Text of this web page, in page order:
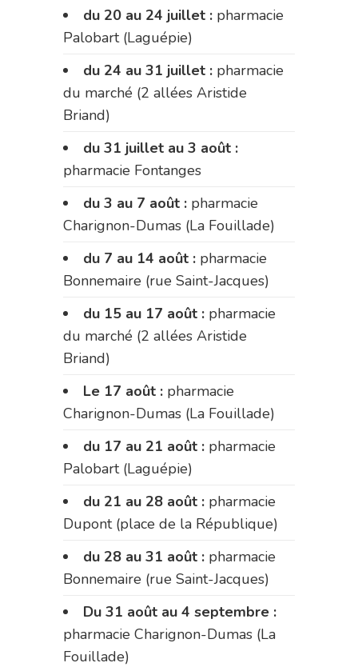
du 20 au 24 juillet : pharmacie
Palobart (Laguépie)
du 24 au 31 juillet : pharmacie
du marché (2 allées Aristide
Briand)
du 31 juillet au 3 août :
pharmacie Fontanges
du 3 au 7 août : pharmacie
Charignon-Dumas (La Fouillade)
du 7 au 14 août : pharmacie
Bonnemaire (rue Saint-Jacques)
du 15 au 17 août : pharmacie
du marché (2 allées Aristide
Briand)
Le 17 août : pharmacie
Charignon-Dumas (La Fouillade)
du 17 au 21 août : pharmacie
Palobart (Laguépie)
du 21 au 28 août : pharmacie
Dupont (place de la République)
du 28 au 31 août : pharmacie
Bonnemaire (rue Saint-Jacques)
Du 31 août au 4 septembre :
pharmacie Charignon-Dumas (La
Fouillade)